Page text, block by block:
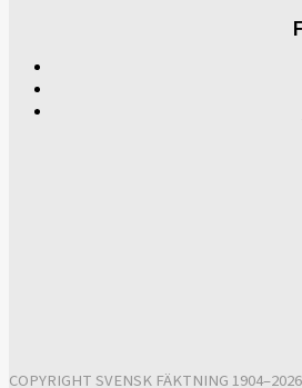
COPYRIGHT SVENSK FÄKTNING 1904–2026